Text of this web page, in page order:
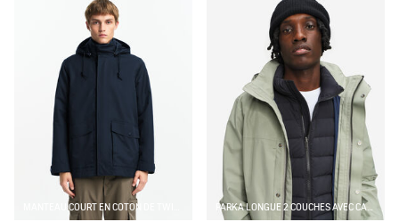
PARKA LONGUE 2 COUCHES AVEC CAPUCHE GORE TEX T-KIT